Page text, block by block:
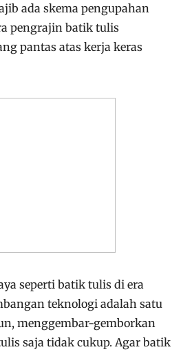
ada skema pengupahan
pengrajin batik tulis
pantas atas kerja keras
seperti batik tulis di era
teknologi adalah satu
menggembar-gemborkan
saja tidak cukup. Agar batik